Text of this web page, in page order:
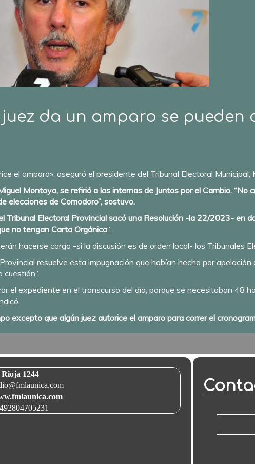
da un amparo se pueden
el amparo», aseguró el presidente del Tribunal Electoral Municipal,
Montoya, se refirió a las internas de Juntos por el Cambio. “No
elecciones de Comodoro”, sostuvo.
Tribunal Electoral Provincial sacó una Resolución -la 22/2023- en
no tengan Carta Orgánica”.
hacerse cargo -si la discusión es de orden local- los Tribunales
resuelve esta impugnación que habían hecho por
el expediente en el transcurso del día, porque se necesitaban 48
excepto que algún juez autorice el amparo para correr el
1244